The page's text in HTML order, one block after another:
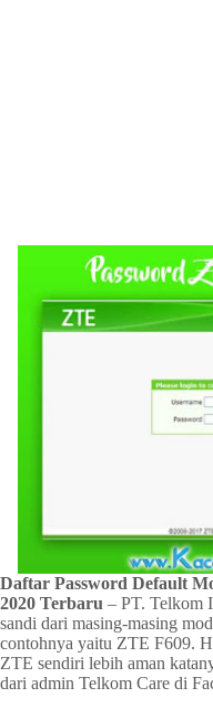
Daftar Password Default
2020 Terbaru – PT. Telkom
sandi dari masing-masing
contohnya yaitu ZTE F609.
ZTE sendiri lebih aman
dari admin Telkom Care di